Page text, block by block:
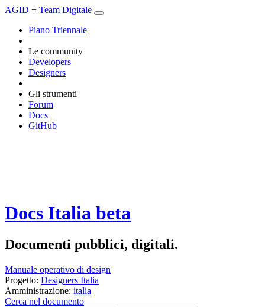
AGID + Team Digitale
Piano Triennale
Le community
Developers
Designers
Gli strumenti
Forum
Docs
GitHub
Docs Italia beta
Documenti pubblici, digitali.
Manuale operativo di design
Progetto: Designers Italia
Amministrazione: italia
Cerca nel documento